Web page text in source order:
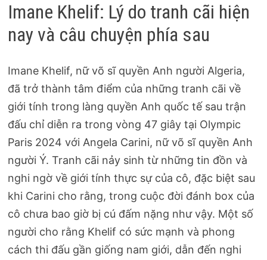
Imane Khelif: Lý do tranh cãi hiện
nay và câu chuyện phía sau
Imane Khelif, nữ võ sĩ quyền Anh người Algeria,
đã trở thành tâm điểm của những tranh cãi về
giới tính trong làng quyền Anh quốc tế sau trận
đấu chỉ diễn ra trong vòng 47 giây tại Olympic
Paris 2024 với Angela Carini, nữ võ sĩ quyền Anh
người Ý. Tranh cãi nảy sinh từ những tin đồn và
nghi ngờ về giới tính thực sự của cô, đặc biệt sau
khi Carini cho rằng, trong cuộc đời đánh box của
cô chưa bao giờ bị cú đấm nặng như vậy. Một số
người cho rằng Khelif có sức mạnh và phong
cách thi đấu gần giống nam giới, dẫn đến nghi